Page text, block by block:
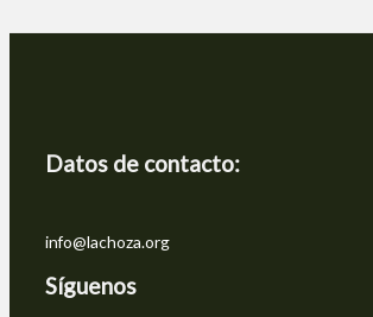
Datos de contacto:
info@lachoza.org
Síguenos